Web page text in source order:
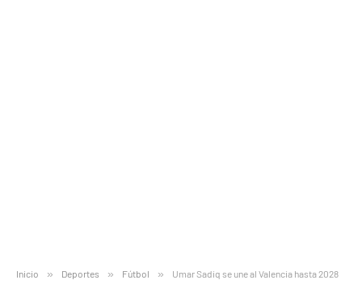
Inicio » Deportes » Fútbol » Umar Sadiq se une al Valencia hasta 2028